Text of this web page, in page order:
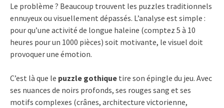
Le problème ? Beaucoup trouvent les puzzles traditionnels
ennuyeux ou visuellement dépassés. L’analyse est simple :
pour qu’une activité de longue haleine (comptez 5 à 10
heures pour un 1000 pièces) soit motivante, le visuel doit
provoquer une émotion.
C’est là que le puzzle gothique tire son épingle du jeu. Avec
ses nuances de noirs profonds, ses rouges sang et ses
motifs complexes (crânes, architecture victorienne,